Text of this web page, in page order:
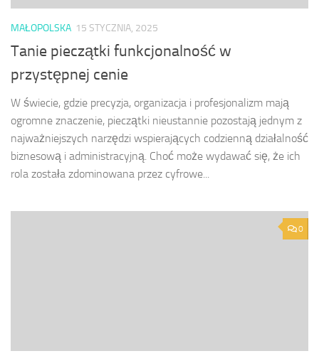
MAŁOPOLSKA 15 STYCZNIA, 2025
Tanie pieczątki funkcjonalność w
przystępnej cenie
W świecie, gdzie precyzja, organizacja i profesjonalizm mają
ogromne znaczenie, pieczątki nieustannie pozostają jednym z
najważniejszych narzędzi wspierających codzienną działalność
biznesową i administracyjną. Choć może wydawać się, że ich
rola została zdominowana przez cyfrowe...
0